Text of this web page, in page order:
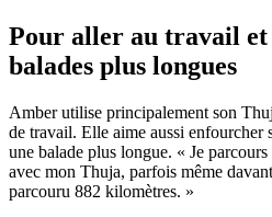
Pour aller au travail
balades plus longues
Amber utilise principalement son
de travail. Elle aime aussi
une balade plus longue. « Je
avec mon Thuja, parfois même
parcouru 882 kilomètres. »